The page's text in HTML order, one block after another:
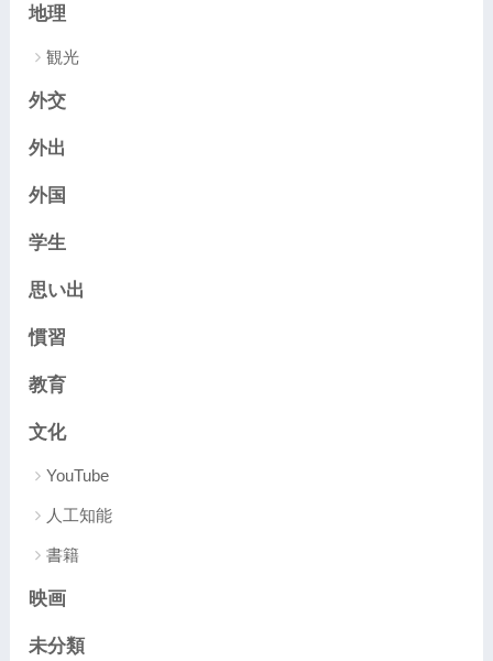
地理
観光
外交
外出
外国
学生
思い出
慣習
教育
文化
YouTube
人工知能
書籍
映画
未分類